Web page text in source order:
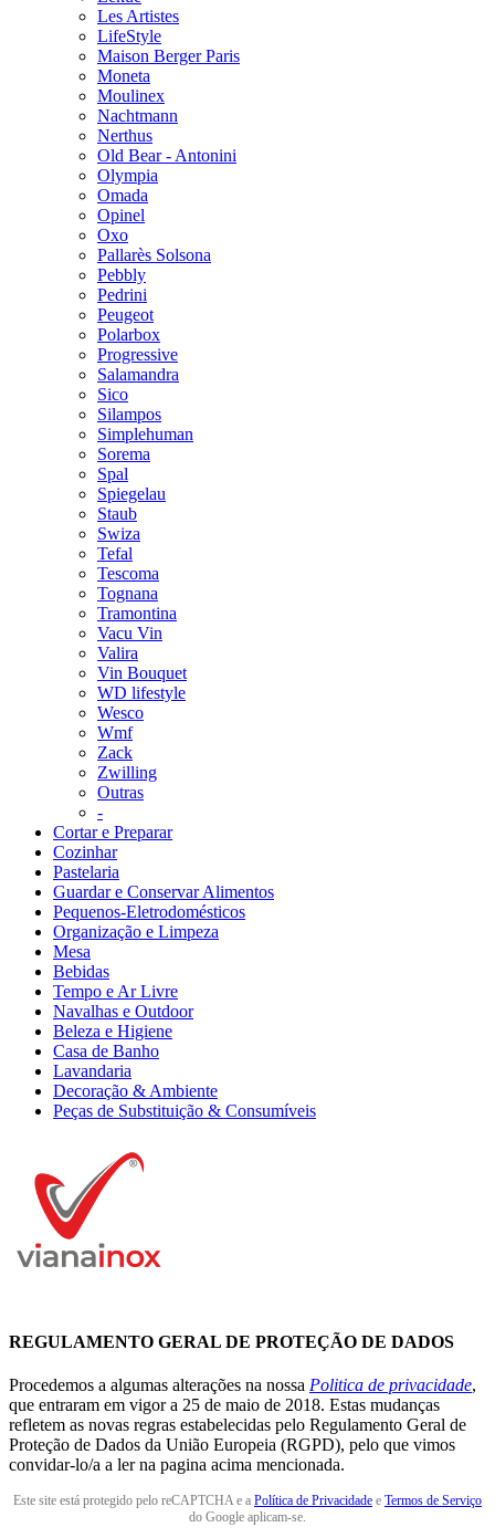
Les Artistes
LifeStyle
Maison Berger Paris
Moneta
Moulinex
Nachtmann
Nerthus
Old Bear - Antonini
Olympia
Omada
Opinel
Oxo
Pallarès Solsona
Pebbly
Pedrini
Peugeot
Polarbox
Progressive
Salamandra
Sico
Silampos
Simplehuman
Sorema
Spal
Spiegelau
Staub
Swiza
Tefal
Tescoma
Tognana
Tramontina
Vacu Vin
Valira
Vin Bouquet
WD lifestyle
Wesco
Wmf
Zack
Zwilling
Outras
-
Cortar e Preparar
Cozinhar
Pastelaria
Guardar e Conservar Alimentos
Pequenos-Eletrodomésticos
Organização e Limpeza
Mesa
Bebidas
Tempo e Ar Livre
Navalhas e Outdoor
Beleza e Higiene
Casa de Banho
Lavandaria
Decoração & Ambiente
Peças de Substituição & Consumíveis
REGULAMENTO GERAL DE PROTEÇÃO DE DADOS
Procedemos a algumas alterações na nossa Politica de privacidade,
que entraram em vigor a 25 de maio de 2018. Estas mudanças
refletem as novas regras estabelecidas pelo Regulamento Geral de
Proteção de Dados da União Europeia (RGPD), pelo que vimos
convidar-lo/a a ler na pagina acima mencionada.
Este site está protegido pelo reCAPTCHA e a Política de Privacidade e Termos de Serviço
do Google aplicam-se.